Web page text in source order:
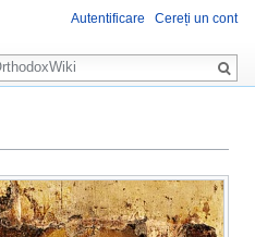
Autentificare Cereți un cont